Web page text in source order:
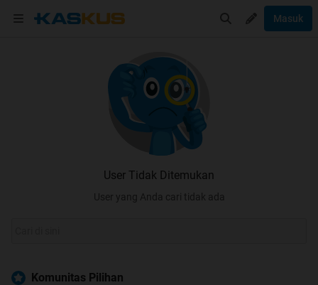
Masuk
User Tidak Ditemukan
User yang Anda cari tidak ada
Komunitas Pilihan